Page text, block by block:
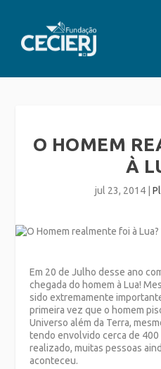
O HOMEM
À
jul 23, 2014
Em 20 de Julho desse ano
chegada do homem à Lua!
sido extremamente
primeira vez que o homem
Universo além da Terra,
tendo envolvido cerca de 400
realizado, muitas pessoas
aconteceu.